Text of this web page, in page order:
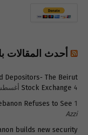
أحدث المقالات
Depositors- The Beirut
Stock Exchange 4 أغسطس 2026
Refuses to See 1 أغسطس 2026
Azzi
builds new security